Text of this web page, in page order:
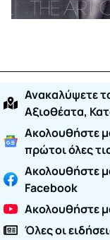
Ανακαλύψετε
Αξιοθέατα,
Ακολουθήστε
πρώτοι όλες
Ακολουθήστε
Facebook
Ακολουθήστε
Όλες οι